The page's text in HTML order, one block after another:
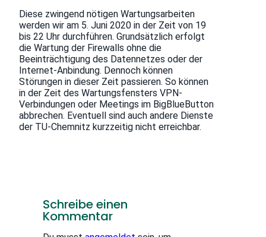
Diese zwingend nötigen Wartungsarbeiten
werden wir am 5. Juni 2020 in der Zeit von 19
bis 22 Uhr durchführen. Grundsätzlich erfolgt
die Wartung der Firewalls ohne die
Beeinträchtigung des Datennetzes oder der
Internet-Anbindung. Dennoch können
Störungen in dieser Zeit passieren. So können
in der Zeit des Wartungsfensters VPN-
Verbindungen oder Meetings im BigBlueButton
abbrechen. Eventuell sind auch andere Dienste
der TU-Chemnitz kurzzeitig nicht erreichbar.
Schreibe einen
Kommentar